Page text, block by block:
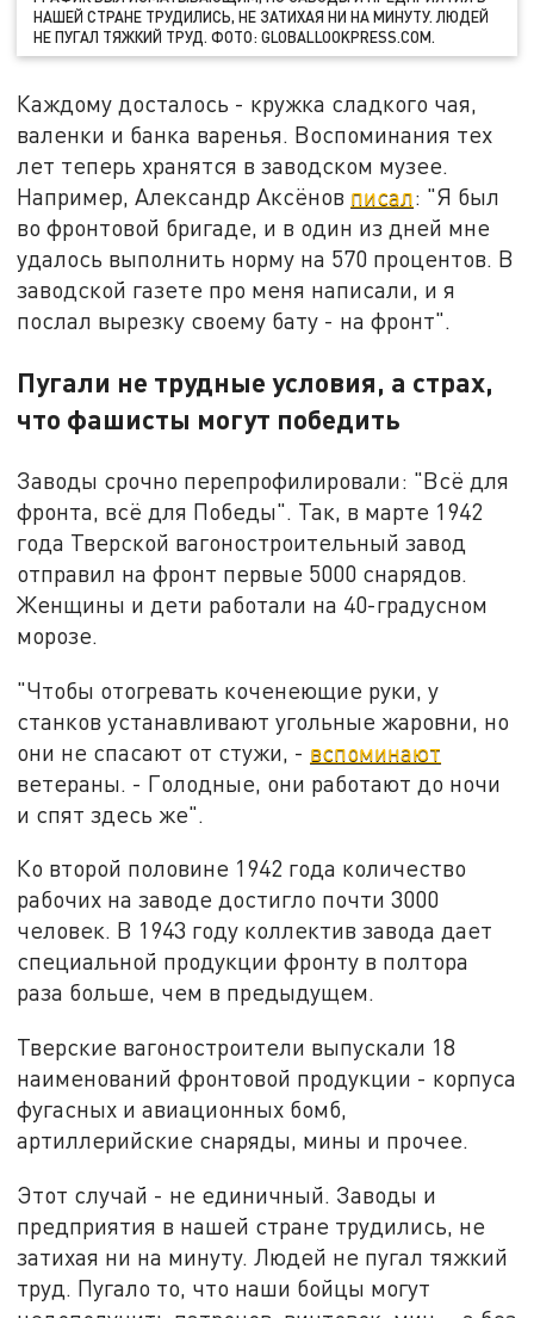
НАШЕЙ СТРАНЕ ТРУДИЛИСЬ, НЕ ЗАТИХАЯ НИ НА МИНУТУ. ЛЮДЕЙ
НЕ ПУГАЛ ТЯЖКИЙ ТРУД. ФОТО: GLOBALLOOKPRESS.COM.
Каждому досталось - кружка сладкого чая,
валенки и банка варенья. Воспоминания тех
лет теперь хранятся в заводском музее.
Например, Александр Аксёнов писал: "Я был
во фронтовой бригаде, и в один из дней мне
удалось выполнить норму на 570 процентов. В
заводской газете про меня написали, и я
послал вырезку своему бату - на фронт".
Пугали не трудные условия, а страх,
что фашисты могут победить
Заводы срочно перепрофилировали: "Всё для
фронта, всё для Победы". Так, в марте 1942
года Тверской вагоностроительный завод
отправил на фронт первые 5000 снарядов.
Женщины и дети работали на 40-градусном
морозе.
"Чтобы отогревать коченеющие руки, у
станков устанавливают угольные жаровни, но
они не спасают от стужи, - вспоминают
ветераны. - Голодные, они работают до ночи
и спят здесь же".
Ко второй половине 1942 года количество
рабочих на заводе достигло почти 3000
человек. В 1943 году коллектив завода дает
специальной продукции фронту в полтора
раза больше, чем в предыдущем.
Тверские вагоностроители выпускали 18
наименований фронтовой продукции - корпуса
фугасных и авиационных бомб,
артиллерийские снаряды, мины и прочее.
Этот случай - не единичный. Заводы и
предприятия в нашей стране трудились, не
затихая ни на минуту. Людей не пугал тяжкий
труд. Пугало то, что наши бойцы могут